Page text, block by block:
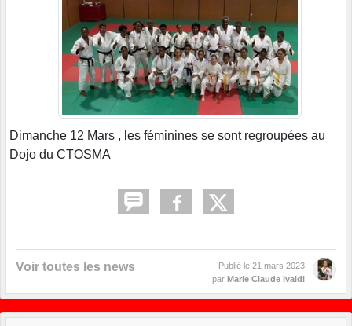
Dimanche 12 Mars , les féminines se sont regroupées au
Dojo du CTOSMA
Voir toutes les news Publié le 21 mars 2023
par Marie Claude Ivaldi